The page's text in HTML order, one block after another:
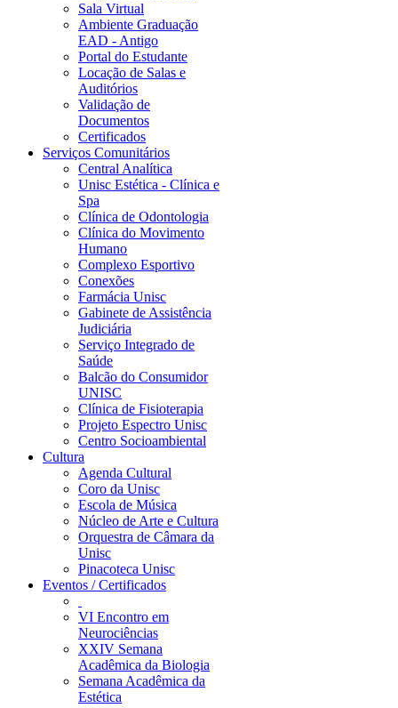
Sala Virtual
Ambiente Graduação
EAD - Antigo
Portal do Estudante
Locação de Salas e
Auditórios
Validação de
Documentos
Certificados
Serviços Comunitários
Central Analítica
Unisc Estética - Clínica e
Spa
Clínica de Odontologia
Clínica do Movimento
Humano
Complexo Esportivo
Conexões
Farmácia Unisc
Gabinete de Assistência
Judiciária
Serviço Integrado de
Saúde
Balcão do Consumidor
UNISC
Clínica de Fisioterapia
Projeto Espectro Unisc
Centro Socioambiental
Cultura
Agenda Cultural
Coro da Unisc
Escola de Música
Núcleo de Arte e Cultura
Orquestra de Câmara da
Unisc
Pinacoteca Unisc
Eventos / Certificados
VI Encontro em
Neurociências
XXIV Semana
Acadêmica da Biologia
Semana Acadêmica da
Estética